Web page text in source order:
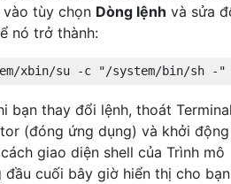
vào tùy chọn Dòng lệnh và sửa
nó trở thành:
bạn thay đổi lệnh, thoát
(đóng ứng dụng) và khởi
giao diện shell của Trình mô
đầu cuối bây giờ hiển thị cho bạn